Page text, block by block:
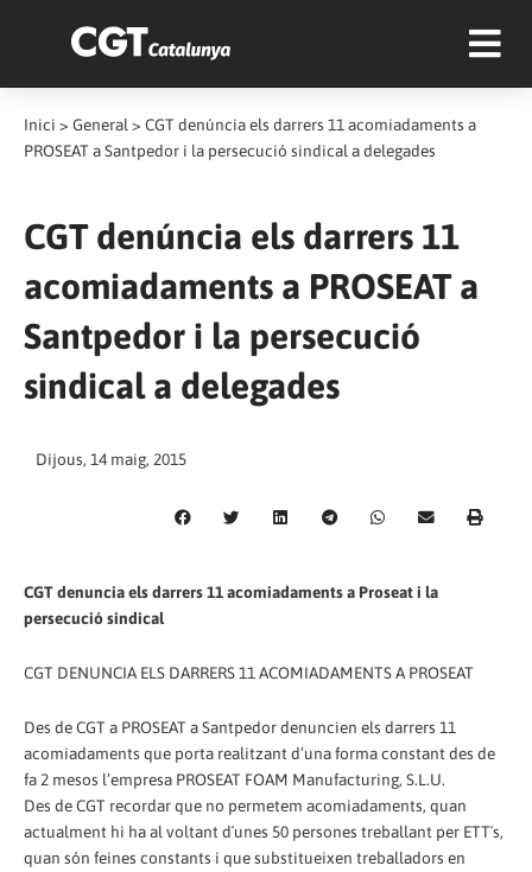
Inici > General > CGT denúncia els darrers 11 acomiadaments a
PROSEAT a Santpedor i la persecució sindical a delegades
CGT denúncia els darrers 11
acomiadaments a PROSEAT a
Santpedor i la persecució
sindical a delegades
Dijous, 14 maig, 2015
CGT denuncia els darrers 11 acomiadaments a Proseat i la
persecució sindical
CGT DENUNCIA ELS DARRERS 11 ACOMIADAMENTS A PROSEAT
Des de CGT a PROSEAT a Santpedor denuncien els darrers 11
acomiadaments que porta realitzant d’una forma constant des de
fa 2 mesos l’empresa PROSEAT FOAM Manufacturing, S.L.U.
Des de CGT recordar que no permetem acomiadaments, quan
actualment hi ha al voltant d´unes 50 persones treballant per ETT´s,
quan són feines constants i que substitueixen treballadors en